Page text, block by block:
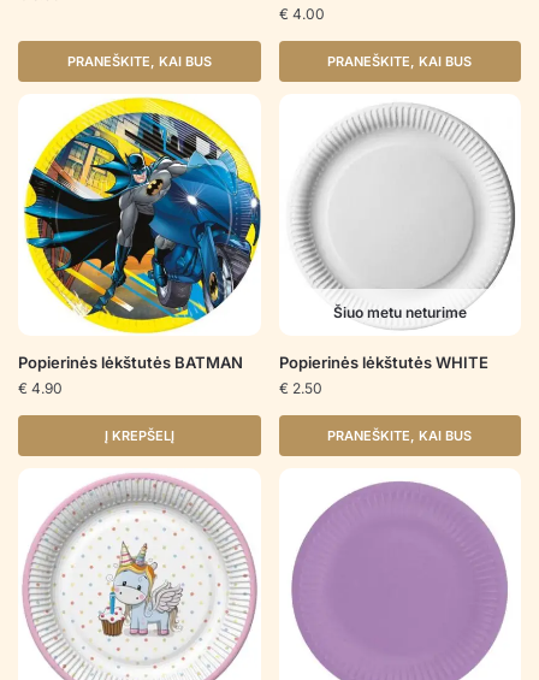
PRANEŠKITE, KAI BUS
€ 4.00
PRANEŠKITE, KAI BUS
Popierinės lėkštutės BATMAN
€ 4.90
Į KREPŠELĮ
Šiuo metu neturime
Popierinės lėkštutės WHITE
€ 2.50
PRANEŠKITE, KAI BUS